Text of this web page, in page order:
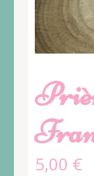
5,00 €